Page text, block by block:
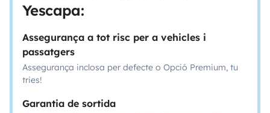
Yescapa:
Assegurança a tot risc per a vehicles i
passatgers
Assegurança inclosa per defecte o Opció Premium, tu
tries!
Garantia de sortida